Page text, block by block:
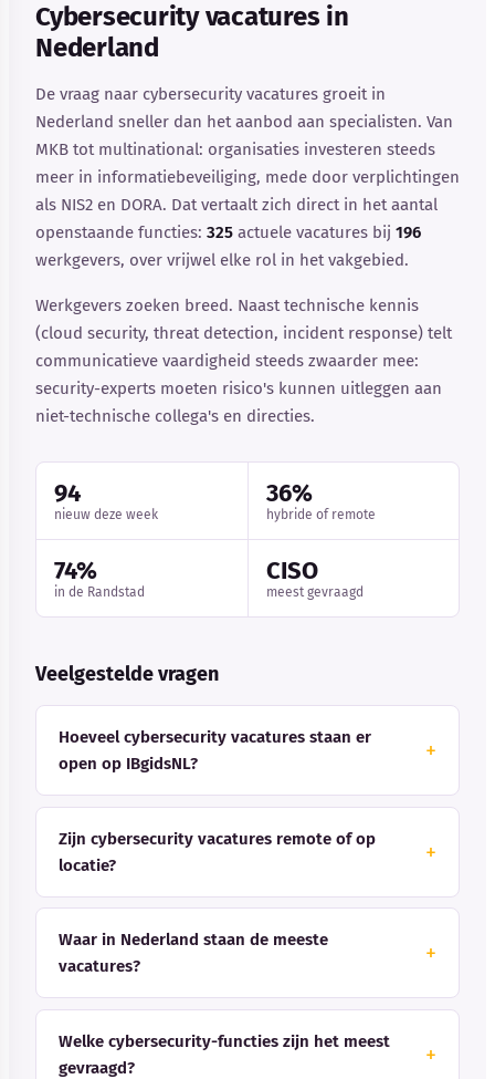
Cybersecurity vacatures in
Nederland
De vraag naar cybersecurity vacatures groeit in
Nederland sneller dan het aanbod aan specialisten. Van
MKB tot multinational: organisaties investeren steeds
meer in informatiebeveiliging, mede door verplichtingen
als NIS2 en DORA. Dat vertaalt zich direct in het aantal
openstaande functies: 325 actuele vacatures bij 196
werkgevers, over vrijwel elke rol in het vakgebied.
Werkgevers zoeken breed. Naast technische kennis
(cloud security, threat detection, incident response) telt
communicatieve vaardigheid steeds zwaarder mee:
security-experts moeten risico's kunnen uitleggen aan
niet-technische collega's en directies.
94
nieuw deze week
36%
hybride of remote
74%
in de Randstad
CISO
meest gevraagd
Veelgestelde vragen
Hoeveel cybersecurity vacatures staan er
open op IBgidsNL?
Zijn cybersecurity vacatures remote of op
locatie?
Waar in Nederland staan de meeste
vacatures?
Welke cybersecurity-functies zijn het meest
gevraagd?